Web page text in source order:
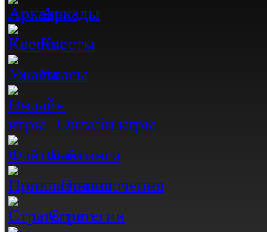
Аркады
Квесты
Ужасы
Онлайн игры
Файтинги
Приключения
Стратегии